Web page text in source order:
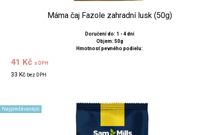
Máma čaj Fazole zahradní lusk (50g)
Doručení do: 1 - 4 dní
Objem: 50g
Hmotnosť pevného podielu:
41 Kč s DPH
33 Kč bez DPH
Najpredávanější